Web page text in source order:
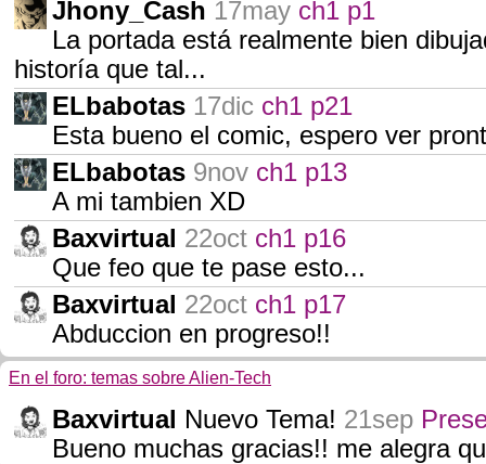
Jhony_Cash 17may ch1 p1
La portada está realmente bien
historía que tal...
ELbabotas 17dic ch1 p21
Esta bueno el comic, espero ver
ELbabotas 9nov ch1 p13
A mi tambien XD
Baxvirtual 22oct ch1 p16
Que feo que te pase esto...
Baxvirtual 22oct ch1 p17
Abduccion en progreso!!
En el foro: temas sobre Alien-Tech
Baxvirtual Nuevo Tema! 21sep
Bueno muchas gracias!! me alegra